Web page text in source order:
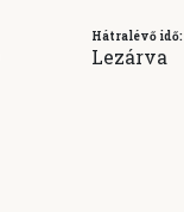
Hátralévő idő:
Lezárva